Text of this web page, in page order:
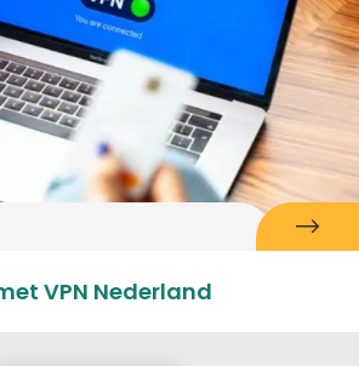
VPN Nederland